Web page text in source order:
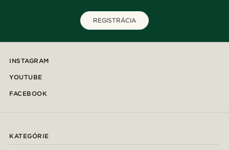
REGISTRÁCIA
INSTAGRAM
YOUTUBE
FACEBOOK
KATEGÓRIE